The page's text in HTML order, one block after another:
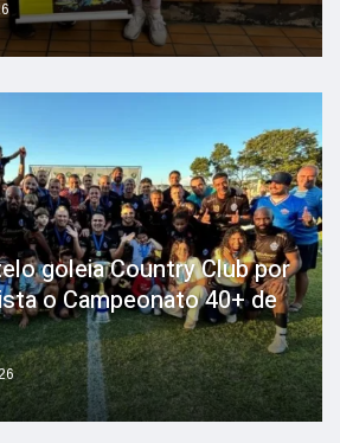
goleia Country Club por
o Campeonato 40+ de